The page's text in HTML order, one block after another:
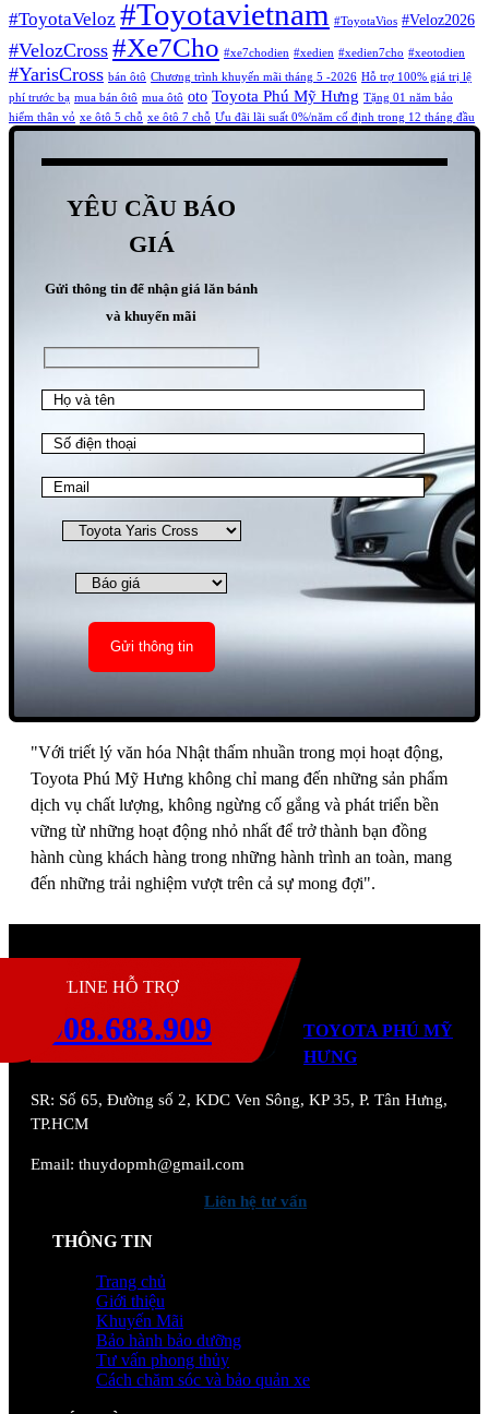
#ToyotaVeloz #Toyotavietnam #ToyotaVios #Veloz2026
#VelozCross #Xe7Cho #xe7chodien #xedien #xedien7cho #xeotodien
#YarisCross bán ôtô Chương trình khuyến mãi tháng 5 -2026 Hỗ trợ 100% giá trị lệ
phí trước bạ mua bán ôtô mua ôtô oto Toyota Phú Mỹ Hưng Tặng 01 năm bảo
hiểm thân vỏ xe ôtô 5 chỗ xe ôtô 7 chỗ Ưu đãi lãi suất 0%/năm cố định trong 12 tháng đầu
YÊU CẦU BÁO
GIÁ
Gửi thông tin để nhận giá lăn bánh
và khuyến mãi
"Với triết lý văn hóa Nhật thấm nhuần trong mọi hoạt động,
Toyota Phú Mỹ Hưng không chỉ mang đến những sản phẩm
dịch vụ chất lượng, không ngừng cố gắng và phát triển bền
vững từ những hoạt động nhỏ nhất để trở thành bạn đồng
hành cùng khách hàng trong những hành trình an toàn, mang
đến những trải nghiệm vượt trên cả sự mong đợi".
HOTLINE HỖ TRỢ
0908.683.909
TOYOTA PHÚ MỸ
HƯNG
SR: Số 65, Đường số 2, KDC Ven Sông, KP 35, P. Tân Hưng,
TP.HCM
Email: thuydopmh@gmail.com
Liên hệ tư vấn
THÔNG TIN
Trang chủ
Giới thiệu
Khuyến Mãi
Bảo hành bảo dưỡng
Tư vấn phong thủy
Cách chăm sóc và bảo quản xe